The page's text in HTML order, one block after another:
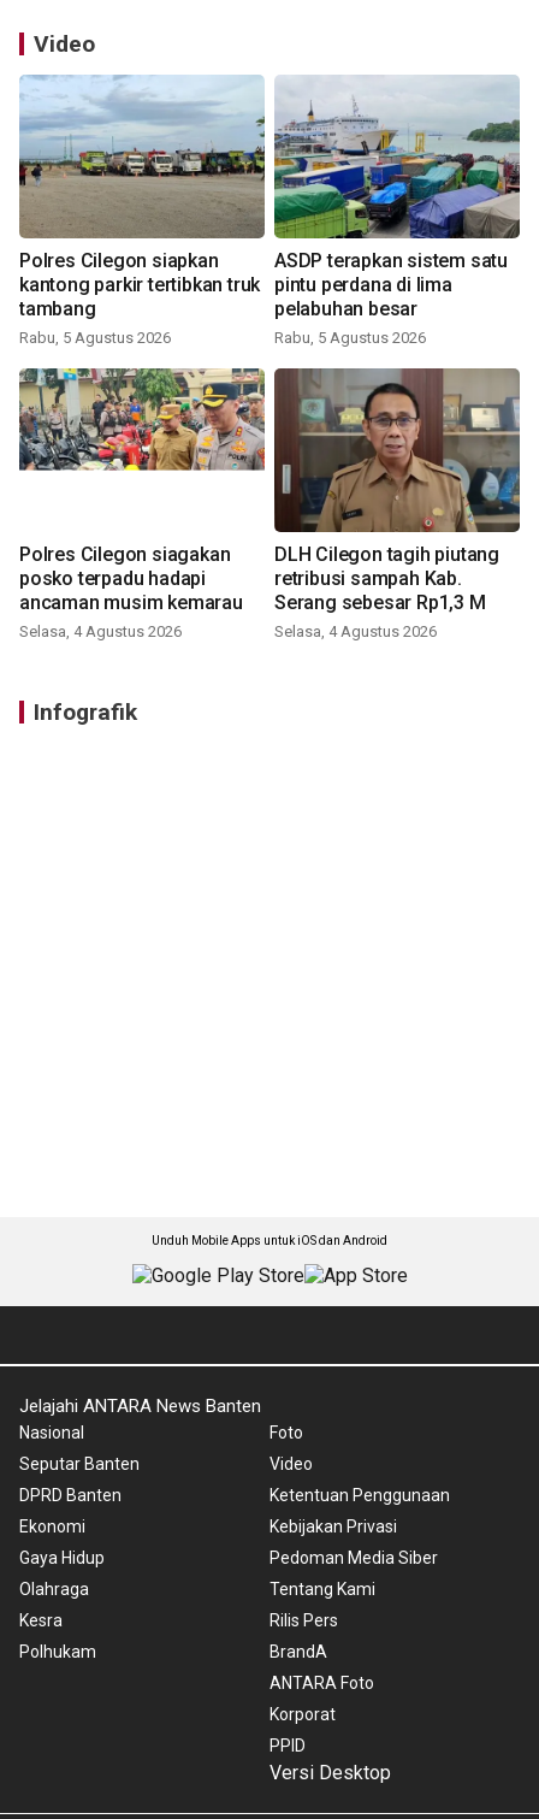
Video
Polres Cilegon siapkan
kantong parkir tertibkan truk
tambang
Rabu, 5 Agustus 2026
ASDP terapkan sistem satu
pintu perdana di lima
pelabuhan besar
Rabu, 5 Agustus 2026
Polres Cilegon siagakan
posko terpadu hadapi
ancaman musim kemarau
Selasa, 4 Agustus 2026
DLH Cilegon tagih piutang
retribusi sampah Kab.
Serang sebesar Rp1,3 M
Selasa, 4 Agustus 2026
Infografik
Unduh Mobile Apps untuk iOS dan Android
Jelajahi ANTARA News Banten
Nasional
Seputar Banten
DPRD Banten
Ekonomi
Gaya Hidup
Olahraga
Kesra
Polhukam
Foto
Video
Ketentuan Penggunaan
Kebijakan Privasi
Pedoman Media Siber
Tentang Kami
Rilis Pers
BrandA
ANTARA Foto
Korporat
PPID
Versi Desktop